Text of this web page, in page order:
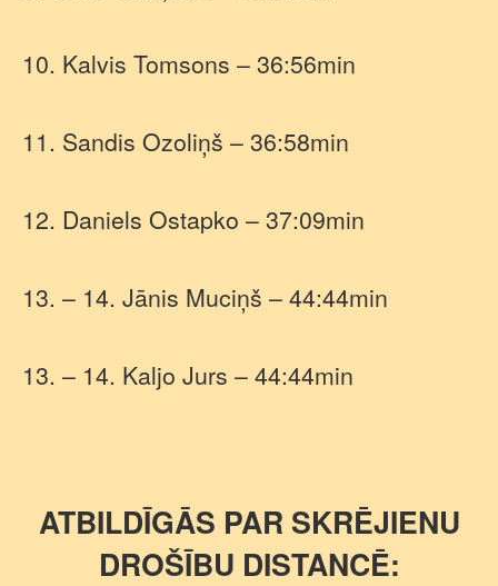
10. Kalvis Tomsons – 36:56min
11. Sandis Ozoliņš – 36:58min
12. Daniels Ostapko – 37:09min
13. – 14. Jānis Muciņš – 44:44min
13. – 14. Kaljo Jurs – 44:44min
ATBILDĪGĀS PAR SKRĒJIENU
DROŠĪBU DISTANCĒ: